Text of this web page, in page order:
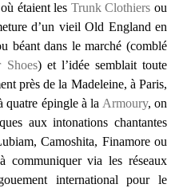
étaient les Trunk Clothiers ou
d’un vieil Old England en
béant dans le marché (comblé
Shoes) et l’idée semblait toute
près de la Madeleine, à Paris,
quatre épingle à la Armoury, on
aux intonations chantantes
Camoshita, Finamore ou
communiquer via les réseaux
international pour le